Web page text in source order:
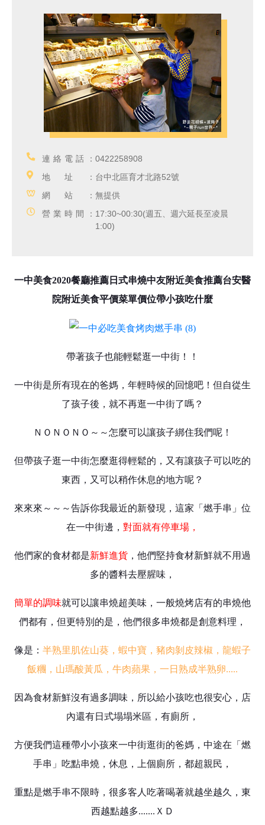
連絡電話： 0422258908
地址： 台中北區育才北路52號
網站： 無提供
營業時間： 17:30~00:30(週五、週六延長至凌晨
1:00)
一中美食2020餐廳推薦日式串燒中友附近美食推薦台安醫
院附近美食平價菜單價位帶小孩吃什麼
帶著孩子也能輕鬆逛一中街！！
一中街是所有現在的爸媽，年輕時候的回憶吧！但自從生
了孩子後，就不再逛一中街了嗎？
ＮＯＮＯＮＯ～～怎麼可以讓孩子綁住我們呢！
但帶孩子逛一中街怎麼逛得輕鬆的，又有讓孩子可以吃的
東西，又可以稍作休息的地方呢？
來來來～～～告訴你我最近的新發現，這家「燃手串」位
在一中街邊， 對面就有停車場，
他們家的食材都是新鮮進貨 ，他們堅持食材新鮮就不用過
多的醬料去壓腥味，
簡單的調味就可以讓串燒超美味，一般燒烤店有的串燒他
們都有，但更特別的是，他們很多串燒都是創意料理，
像是： 半熟里肌佐山葵，蝦中寶，豬肉剝皮辣椒，龍蝦子
飯糰，山瑪酸黃瓜，牛肉蘋果，一日熟成半熟卵.....
因為食材新鮮沒有過多調味，所以給小孩吃也很安心，店
內還有日式塌塌米區，有廁所，
方便我們這種帶小小孩來一中街逛街的爸媽，中途在「燃
手串」吃點串燒，休息，上個廁所，都超親民，
重點是燃手串不限時，很多客人吃著喝著就越坐越久，東
西越點越多.......ＸＤ